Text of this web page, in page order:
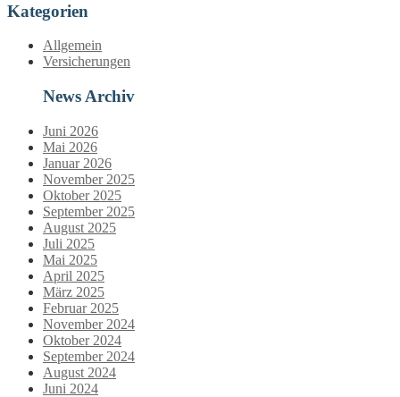
Kategorien
Allgemein
Versicherungen
News Archiv
Juni 2026
Mai 2026
Januar 2026
November 2025
Oktober 2025
September 2025
August 2025
Juli 2025
Mai 2025
April 2025
März 2025
Februar 2025
November 2024
Oktober 2024
September 2024
August 2024
Juni 2024